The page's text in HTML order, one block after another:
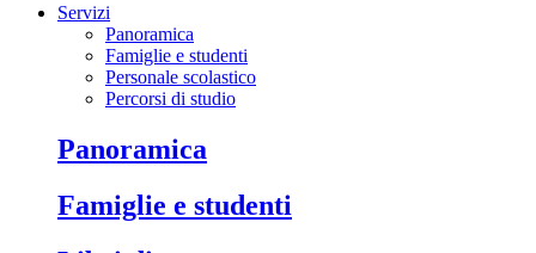
Servizi
Panoramica
Famiglie e studenti
Personale scolastico
Percorsi di studio
panoramica
famiglie e studenti